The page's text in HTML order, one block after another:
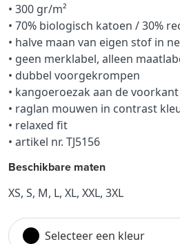
• 300 gr/m²
• 70% biologisch katoen / 30%
• halve maan van eigen stof in
• geen merklabel, alleen
• dubbel voorgekrompen
• kangoeroezak aan de voorkant
• raglan mouwen in contrast
• relaxed fit
• artikel nr. TJ5156
Beschikbare maten
XS, S, M, L, XL, XXL, 3XL
Selecteer een kleur